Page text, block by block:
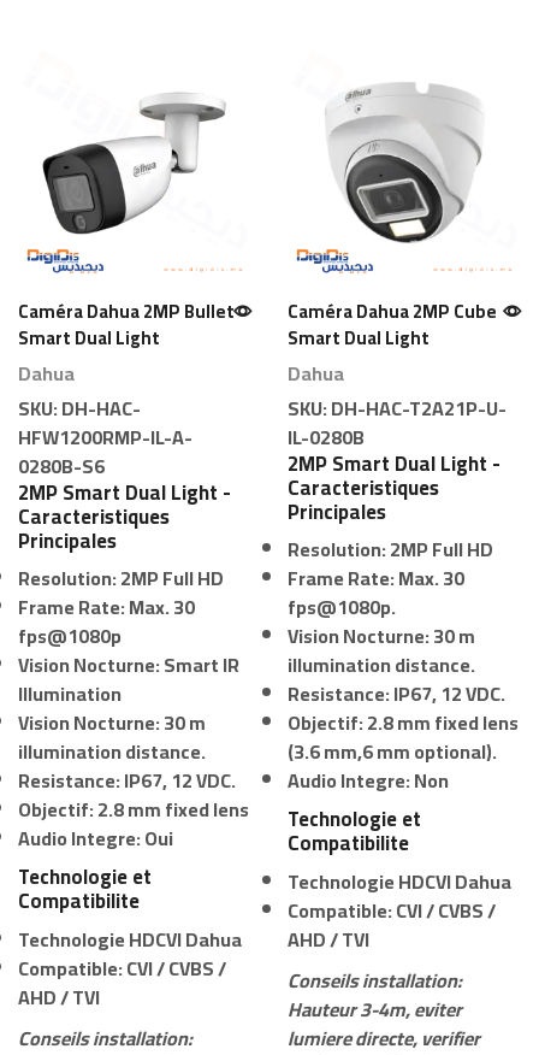
Caméra Dahua 2MP Bullet
Smart Dual Light
Dahua
SKU:DH-HAC-
HFW1200RMP-IL-A-
0280B-S6
2MP Smart Dual Light -
Caracteristiques
Principales
Resolution:2MP Full HD
Frame Rate:Max. 30
fps@1080p
Vision Nocturne:Smart IR
Illumination
Vision Nocturne:30 m
illumination distance.
Resistance:IP67, 12 VDC.
Objectif:2.8 mm fixed lens
Audio Integre:Oui
Technologie et
Compatibilite
Technologie HDCVI Dahua
Compatible: CVI / CVBS /
AHD / TVI
Conseils installation:
Caméra Dahua 2MP Cube
Smart Dual Light
Dahua
SKU:DH-HAC-T2A21P-U-
IL-0280B
2MP Smart Dual Light -
Caracteristiques
Principales
Resolution:2MP Full HD
Frame Rate:Max. 30
fps@1080p.
Vision Nocturne:30 m
illumination distance.
Resistance:IP67, 12 VDC.
Objectif:2.8 mm fixed lens
(3.6 mm,6 mm optional).
Audio Integre:Non
Technologie et
Compatibilite
Technologie HDCVI Dahua
Compatible: CVI / CVBS /
AHD / TVI
Conseils installation:
Hauteur 3-4m, eviter
lumiere directe, verifier